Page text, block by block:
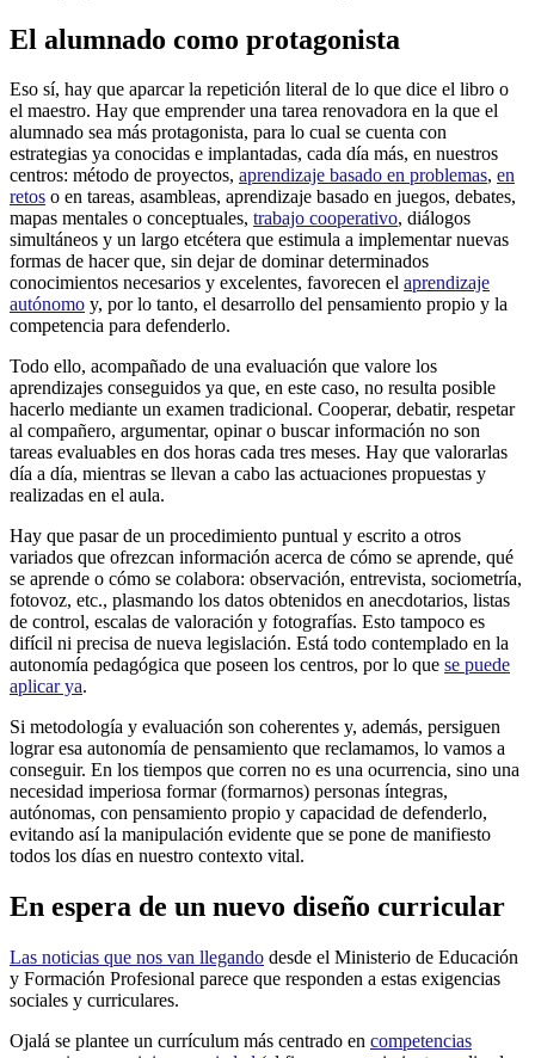
El alumnado como protagonista
Eso sí, hay que aparcar la repetición literal de lo que dice el libro o
el maestro. Hay que emprender una tarea renovadora en la que el
alumnado sea más protagonista, para lo cual se cuenta con
estrategias ya conocidas e implantadas, cada día más, en nuestros
centros: método de proyectos, aprendizaje basado en problemas, en
retos o en tareas, asambleas, aprendizaje basado en juegos, debates,
mapas mentales o conceptuales, trabajo cooperativo, diálogos
simultáneos y un largo etcétera que estimula a implementar nuevas
formas de hacer que, sin dejar de dominar determinados
conocimientos necesarios y excelentes, favorecen el aprendizaje
autónomo y, por lo tanto, el desarrollo del pensamiento propio y la
competencia para defenderlo.
Todo ello, acompañado de una evaluación que valore los
aprendizajes conseguidos ya que, en este caso, no resulta posible
hacerlo mediante un examen tradicional. Cooperar, debatir, respetar
al compañero, argumentar, opinar o buscar información no son
tareas evaluables en dos horas cada tres meses. Hay que valorarlas
día a día, mientras se llevan a cabo las actuaciones propuestas y
realizadas en el aula.
Hay que pasar de un procedimiento puntual y escrito a otros
variados que ofrezcan información acerca de cómo se aprende, qué
se aprende o cómo se colabora: observación, entrevista, sociometría,
fotovoz, etc., plasmando los datos obtenidos en anecdotarios, listas
de control, escalas de valoración y fotografías. Esto tampoco es
difícil ni precisa de nueva legislación. Está todo contemplado en la
autonomía pedagógica que poseen los centros, por lo que se puede
aplicar ya.
Si metodología y evaluación son coherentes y, además, persiguen
lograr esa autonomía de pensamiento que reclamamos, lo vamos a
conseguir. En los tiempos que corren no es una ocurrencia, sino una
necesidad imperiosa formar (formarnos) personas íntegras,
autónomas, con pensamiento propio y capacidad de defenderlo,
evitando así la manipulación evidente que se pone de manifiesto
todos los días en nuestro contexto vital.
En espera de un nuevo diseño curricular
Las noticias que nos van llegando desde el Ministerio de Educación
y Formación Profesional parece que responden a estas exigencias
sociales y curriculares.
Ojalá se plantee un currículum más centrado en competencias